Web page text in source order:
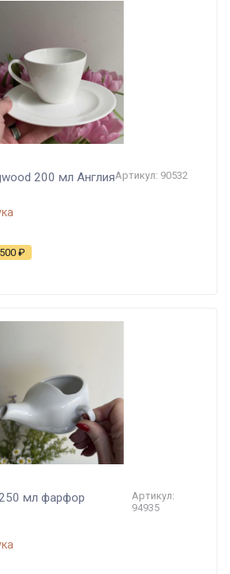
200 мл АнглияАртикул: 90532
₽
мл фарфор
Артикул:
94935